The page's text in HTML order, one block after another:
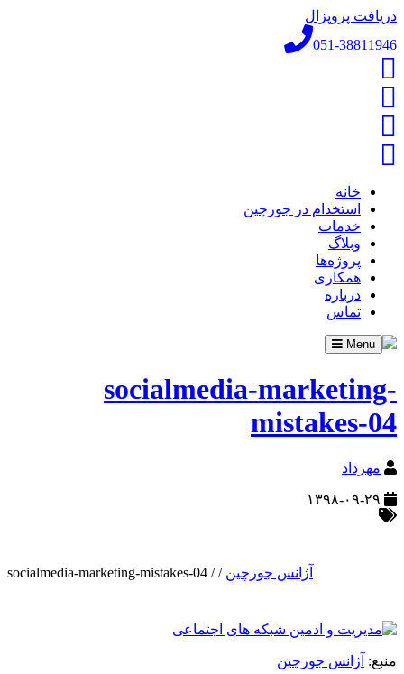
دریافت پروپزال
051-38811946
خانه
استخدام در جورچین
خدمات
وبلاگ
پروژه‌ها
همکاری
درباره
تماس
Toggle
navigation
Menu
socialmedia-marketing-
mistakes-04
مهرداد
آژانس جورچین /
/
socialmedia-marketing-mistakes-04
منبع: آژانس جورچین